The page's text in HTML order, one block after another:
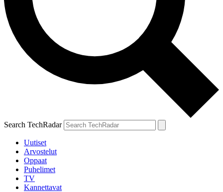
Search TechRadar
Uutiset
Arvostelut
Oppaat
Puhelimet
TV
Kannettavat